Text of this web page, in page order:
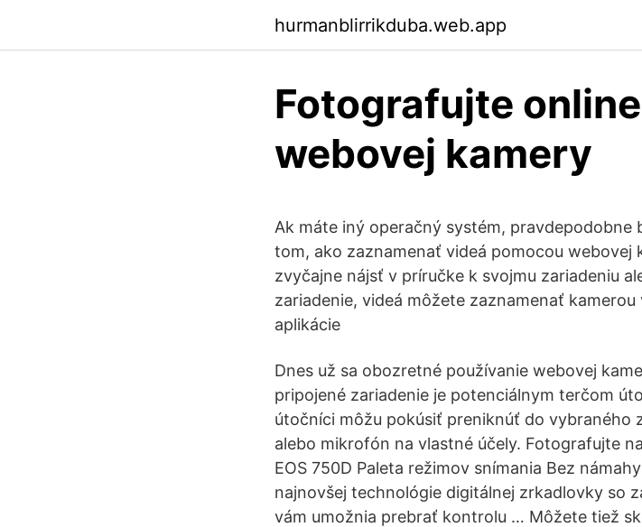
hurmanblirrikduba.web.app
Fotografujte
webovej kamery
Ak máte iný operačný systém,
tom, ako zaznamenať videá pomocou webovej
zvyčajne nájsť v príručke k svojmu zariadeniu
zariadenie, videá môžete zaznamenať
aplikácie
Dnes už sa obozretné používanie webovej
pripojené zariadenie je potenciálnym terčom
útočníci môžu pokúsiť preniknúť do vybraného
alebo mikrofón na vlastné účely. Fotografujte
EOS 750D Paleta režimov snímania Bez
najnovšej technológie digitálnej zrkadlovky so
vám umožnia prebrať kontrolu … Môžete tiež